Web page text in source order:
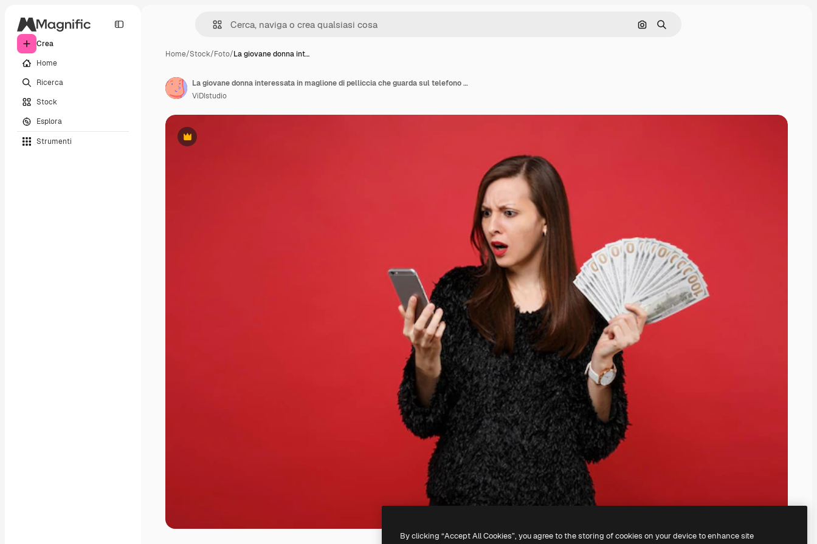
Crea
Home
Ricerca
Stock
Esplora
Strumenti
Cerca per immagine
Ricerca
Home/Stock/Foto/La giovane donna int…
Premium
La giovane donna interessata in maglione di pelliccia che guarda sul telefono cellulare tiene un fan di soldi in banconote in dollari denaro contante isolato su sfondo rosso. Concetto di stile di vita di emozioni sincere della gente. Mock up copia spazio.
ViDIstudio
By clicking “Accept All Cookies”, you agree to the storing of cookies on your device to enhance site